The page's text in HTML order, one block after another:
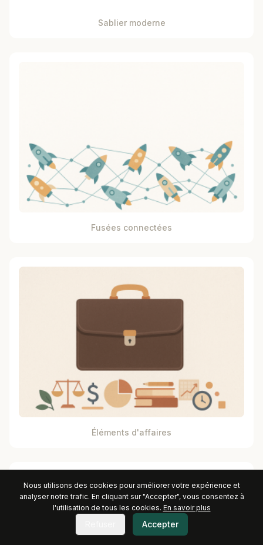
Sablier moderne
Fusées connectées
Éléments d'affaires
Nous utilisons des cookies pour améliorer votre expérience et
analyser notre trafic. En cliquant sur "Accepter", vous consentez à
l'utilisation de tous les cookies. En savoir plus
Accepter